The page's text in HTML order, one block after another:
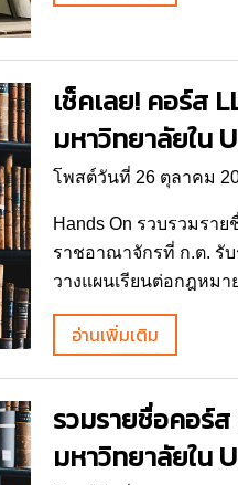
เช็คเลย! คอร์ส
มหาวิทยาลัยใน
โพสต์วันที่ 26 ตุลาคม
Hands On รวบรวมรา
ราชอาณาจักรที่ ก.ต. รับ
วางแผนเรียนต่อกฎหมา
อ่านเพิ่มเติม
รวมรายชื่อคอร์
มหาวิทยาลัยใน